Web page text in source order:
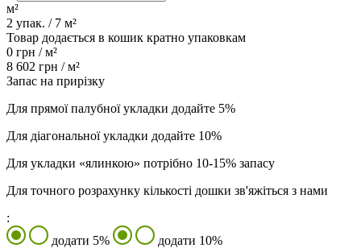
м²
2 упак. / 7 м²
Товар додається в кошик кратно упаковкам
0 грн /м²
8 602 грн /м²
Запас на прирізку
Для прямої палубної укладки додайте 5%
Для діагональної укладки додайте 10%
Для укладки «ялинкою» потрібно 10-15% запасу
Для точного розрахунку кількості дошки зв'яжіться з нами
:
додати 5%
додати 10%